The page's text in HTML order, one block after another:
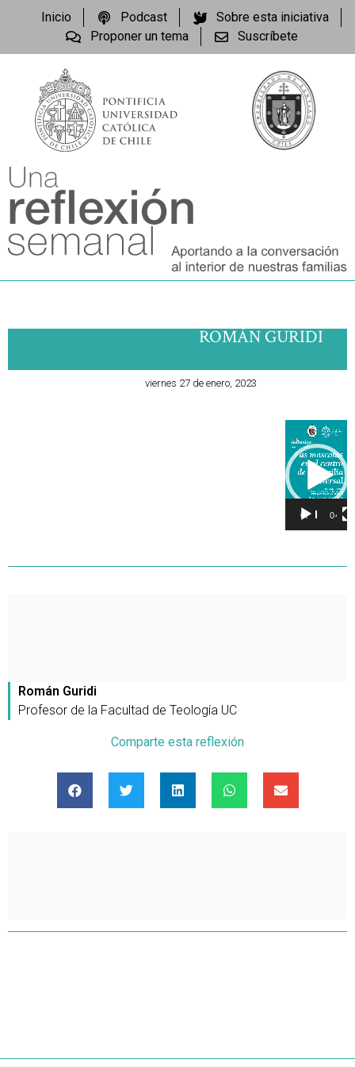
Inicio Podcast
Sobre esta iniciativa
Proponer un tema
Suscríbete
ROMÁN GURIDI
viernes 27 de enero, 2023
de
vídeo
00:00 04:49
Román Guridi
Profesor de la Facultad de Teología UC
Comparte esta reflexión